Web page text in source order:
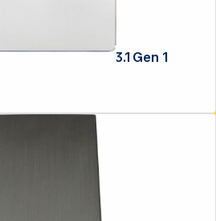
Transcend StoreJet 25C3 2,5" 2TB USB 3.1 Gen 1
DGH - Alle Rechte vorbehalten.